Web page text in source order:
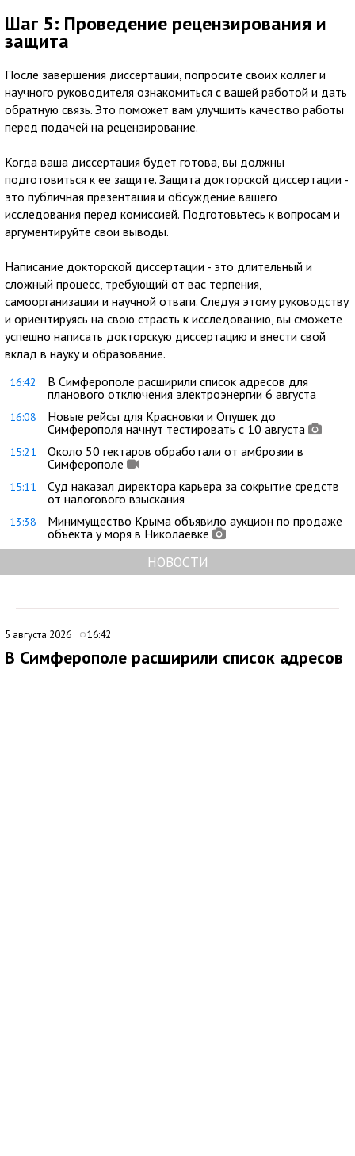
Шаг 5: Проведение рецензирования и
защита
После завершения диссертации, попросите своих коллег и
научного руководителя ознакомиться с вашей работой и дать
обратную связь. Это поможет вам улучшить качество работы
перед подачей на рецензирование.
Когда ваша диссертация будет готова, вы должны
подготовиться к ее защите. Защита докторской диссертации -
это публичная презентация и обсуждение вашего
исследования перед комиссией. Подготовьтесь к вопросам и
аргументируйте свои выводы.
Написание докторской диссертации - это длительный и
сложный процесс, требующий от вас терпения,
самоорганизации и научной отваги. Следуя этому руководству
и ориентируясь на свою страсть к исследованию, вы сможете
успешно написать докторскую диссертацию и внести свой
вклад в науку и образование.
16:42
В Симферополе расширили список адресов для
планового отключения электроэнергии 6 августа
16:08
Новые рейсы для Красновки и Опушек до
Симферополя начнут тестировать с 10 августа
15:21
Около 50 гектаров обработали от амброзии в
Симферополе
15:11
Суд наказал директора карьера за сокрытие средств
от налогового взыскания
13:38
Минимущество Крыма объявило аукцион по продаже
объекта у моря в Николаевке
НОВОСТИ
5 августа 2026 16:42
В Симферополе расширили список адресов